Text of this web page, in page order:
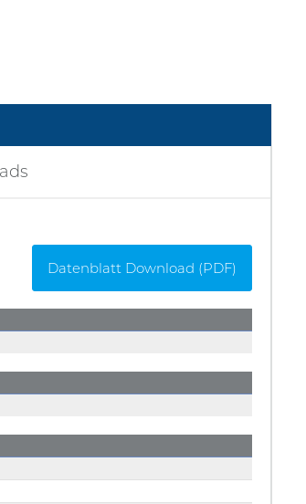
Datenblatt Download (PDF)